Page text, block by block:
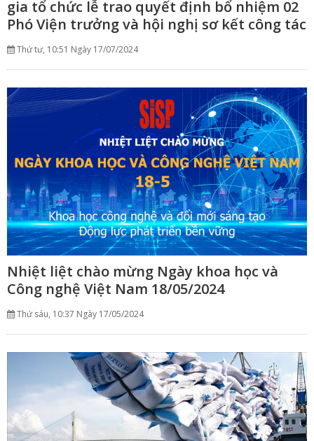
gia tổ chức lễ trao quyết định bổ nhiệm 02
Phó Viện trưởng và hội nghị sơ kết công tác
6 tháng đầu năm 2024
Thứ tư, 10:51 Ngày 17/07/2024
Nhiệt liệt chào mừng Ngày khoa học và
Công nghệ Việt Nam 18/05/2024
Thứ sáu, 10:37 Ngày 17/05/2024